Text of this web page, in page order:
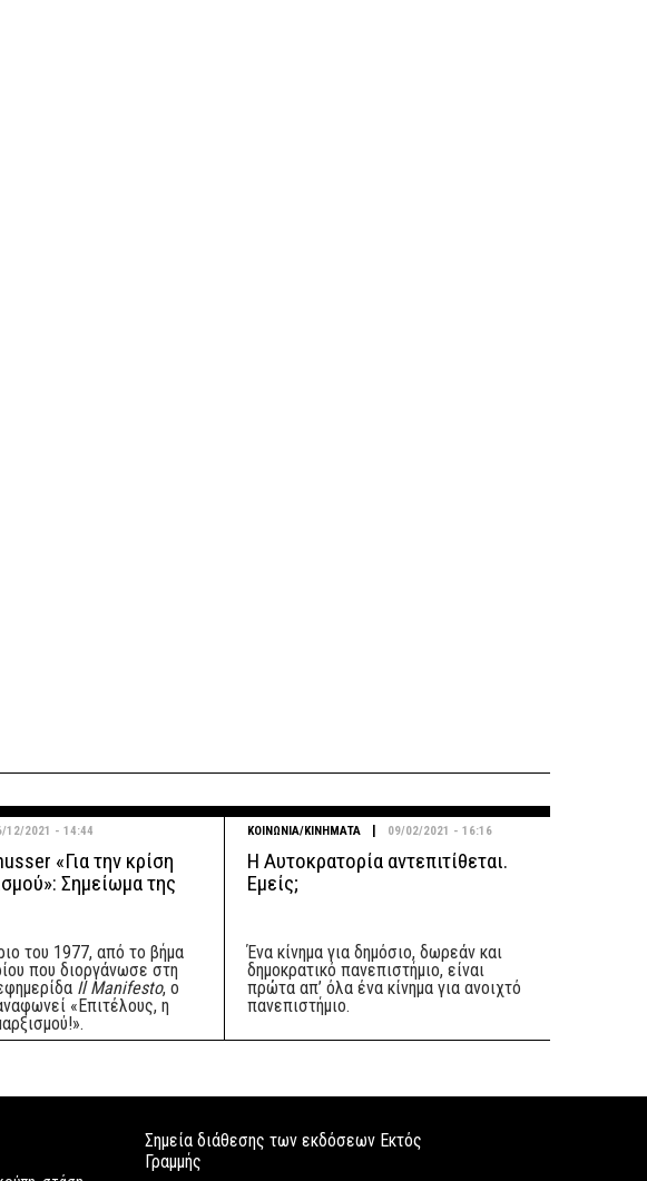
12/2021 - 14:44
«Για την κρίση
Σημείωμα της
του 1977, από το βήμα
που διοργάνωσε στη
Il Manifesto, ο
«Επιτέλους, η
ΚΟΙΝΩΝΙΑ/ΚΙΝΗΜΑΤΑ 09/02/2021 - 16:16
Η Αυτοκρατορία αντεπιτίθεται.
Εμείς;
Ένα κίνημα για δημόσιο, δωρεάν και
δημοκρατικό πανεπιστήμιο, είναι
πρώτα απ’ όλα ένα κίνημα για ανοιχτό
πανεπιστήμιο.
Σημεία διάθεσης των εκδόσεων Εκτός
Γραμμής